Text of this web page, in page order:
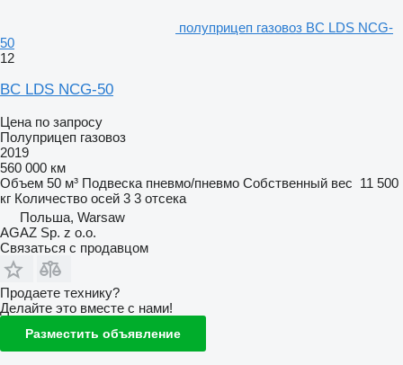
полуприцеп газовоз BC LDS NCG-
50
12
BC LDS NCG-50
Цена по запросу
Полуприцеп газовоз
2019
560 000 км
Объем 50 м³ Подвеска пневмо/пневмо Собственный вес 11 500
кг Количество осей 3 3 отсека
Польша, Warsaw
AGAZ Sp. z o.o.
Связаться с продавцом
Продаете технику?
Делайте это вместе с нами!
Разместить объявление